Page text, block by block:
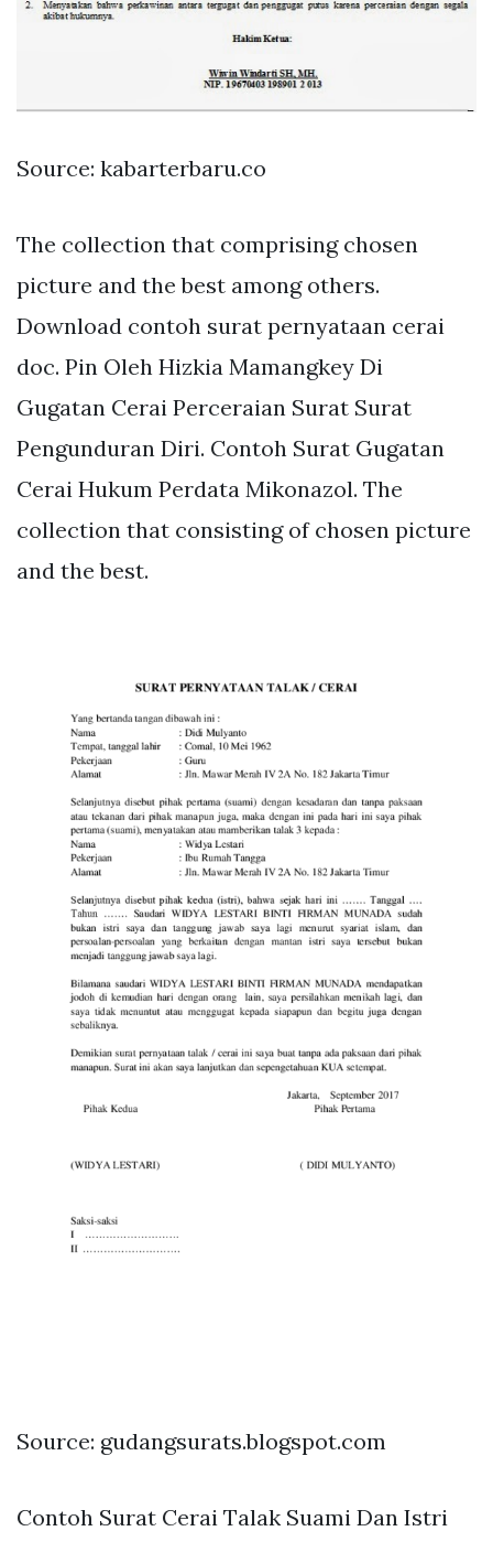
Source: kabarterbaru.co
The collection that comprising chosen
picture and the best among others.
Download contoh surat pernyataan cerai
doc. Pin Oleh Hizkia Mamangkey Di
Gugatan Cerai Perceraian Surat Surat
Pengunduran Diri. Contoh Surat Gugatan
Cerai Hukum Perdata Mikonazol. The
collection that consisting of chosen picture
and the best.
Source: gudangsurats.blogspot.com
Contoh Surat Cerai Talak Suami Dan Istri